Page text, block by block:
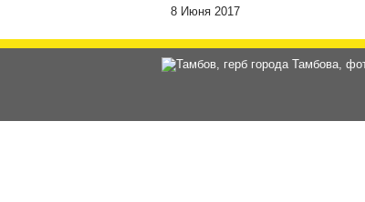
8 Июня 2017